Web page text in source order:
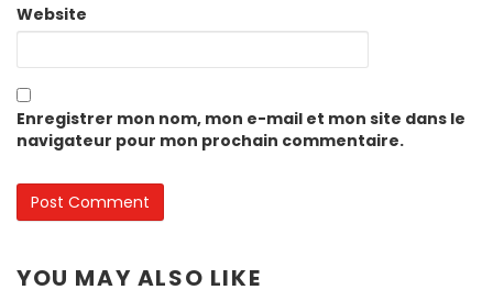
Website
Enregistrer mon nom, mon e-mail et mon site dans le
navigateur pour mon prochain commentaire.
YOU MAY ALSO LIKE